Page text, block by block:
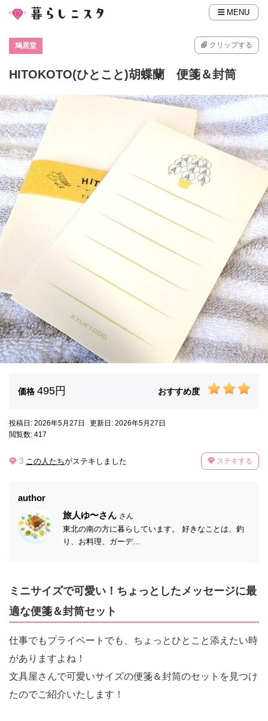
MENU
鳩居堂 クリップする
HITOKOTO(ひとこと)胡蝶蘭 便箋＆封筒
価格 495円 おすすめ度
投稿日: 2026年5月27日
更新日: 2026年5月27日
閲覧数: 417
3 この人たちがステキしました ステキする
author
旅人ゆ〜さん さん
東北の南の方に暮らしています。 好きなことは、釣
り、お料理、ガーデ...
ミニサイズで可愛い！ちょっとしたメッセージに最
適な便箋＆封筒セット
仕事でもプライベートでも、ちょっとひとこと添えたい時
がありますよね！
文具屋さんで可愛いサイズの便箋＆封筒のセットを見つけ
たのでご紹介いたします！